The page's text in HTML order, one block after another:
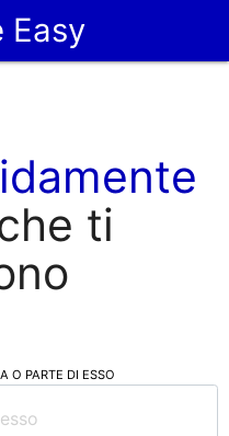
Easy
ti
O PARTE DI ESSO